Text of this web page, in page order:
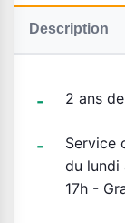
Description
2 ans
Service
du lundi
17h -